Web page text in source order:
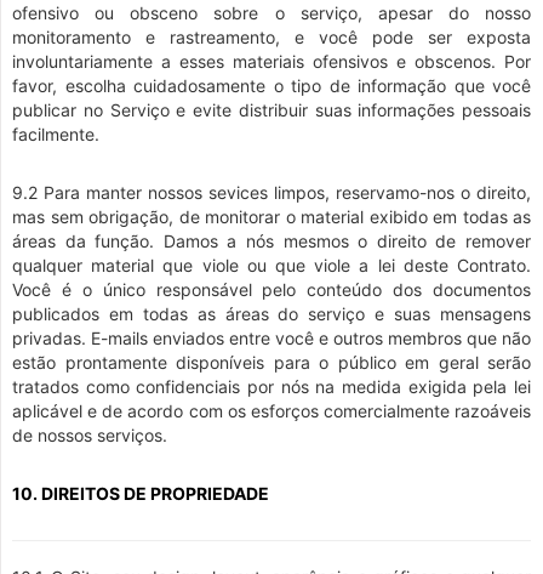
ofensivo ou obsceno sobre o serviço, apesar do nosso
monitoramento e rastreamento, e você pode ser exposta
involuntariamente a esses materiais ofensivos e obscenos. Por
favor, escolha cuidadosamente o tipo de informação que você
publicar no Serviço e evite distribuir suas informações pessoais
facilmente.
9.2 Para manter nossos sevices limpos, reservamo-nos o direito,
mas sem obrigação, de monitorar o material exibido em todas as
áreas da função. Damos a nós mesmos o direito de remover
qualquer material que viole ou que viole a lei deste Contrato.
Você é o único responsável pelo conteúdo dos documentos
publicados em todas as áreas do serviço e suas mensagens
privadas. E-mails enviados entre você e outros membros que não
estão prontamente disponíveis para o público em geral serão
tratados como confidenciais por nós na medida exigida pela lei
aplicável e de acordo com os esforços comercialmente razoáveis
de nossos serviços.
10. DIREITOS DE PROPRIEDADE